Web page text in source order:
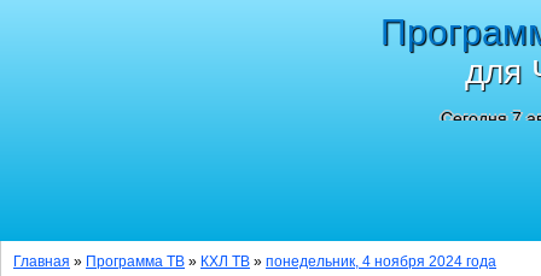
для
Сегодня 7
Главная » Программа ТВ » КХЛ ТВ » понедельник, 4 ноября 2024 года